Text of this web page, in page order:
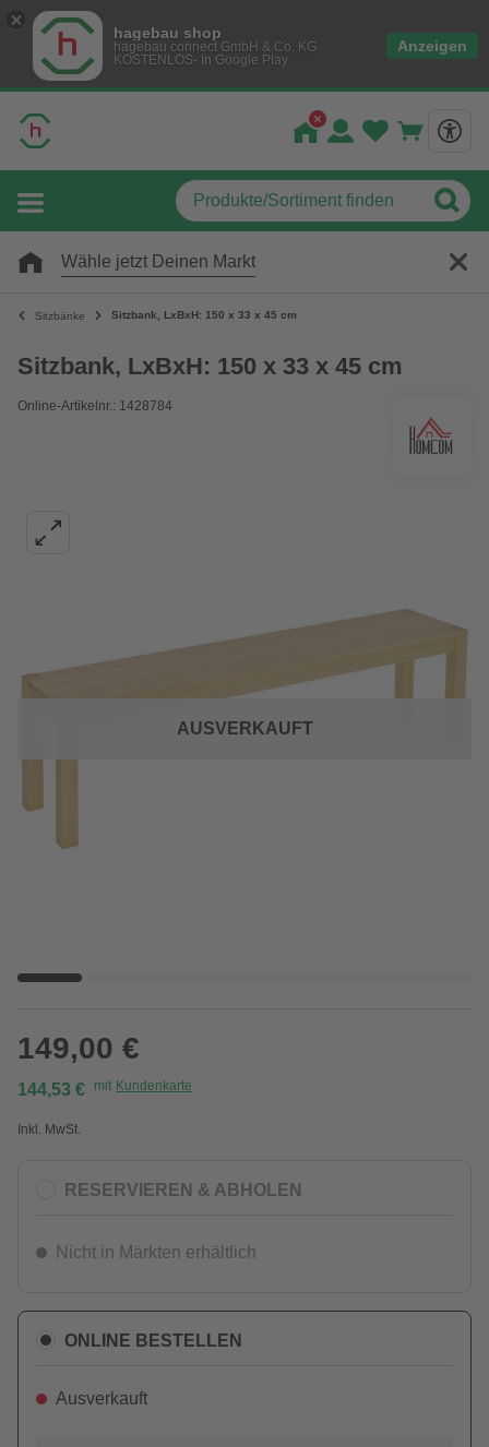
hagebau shop
hagebau connect GmbH & Co. KG
KOSTENLOS- In Google Play
Anzeigen
Wähle jetzt Deinen Markt
Sitzbänke Sitzbank, LxBxH: 150 x 33 x 45 cm
Sitzbank, LxBxH: 150 x 33 x 45 cm
Online-Artikelnr.: 1428784
AUSVERKAUFT
149,00 €
144,53 € mit Kundenkarte
Inkl. MwSt.
RESERVIEREN & ABHOLEN
Nicht in Märkten erhältlich
ONLINE BESTELLEN
Ausverkauft